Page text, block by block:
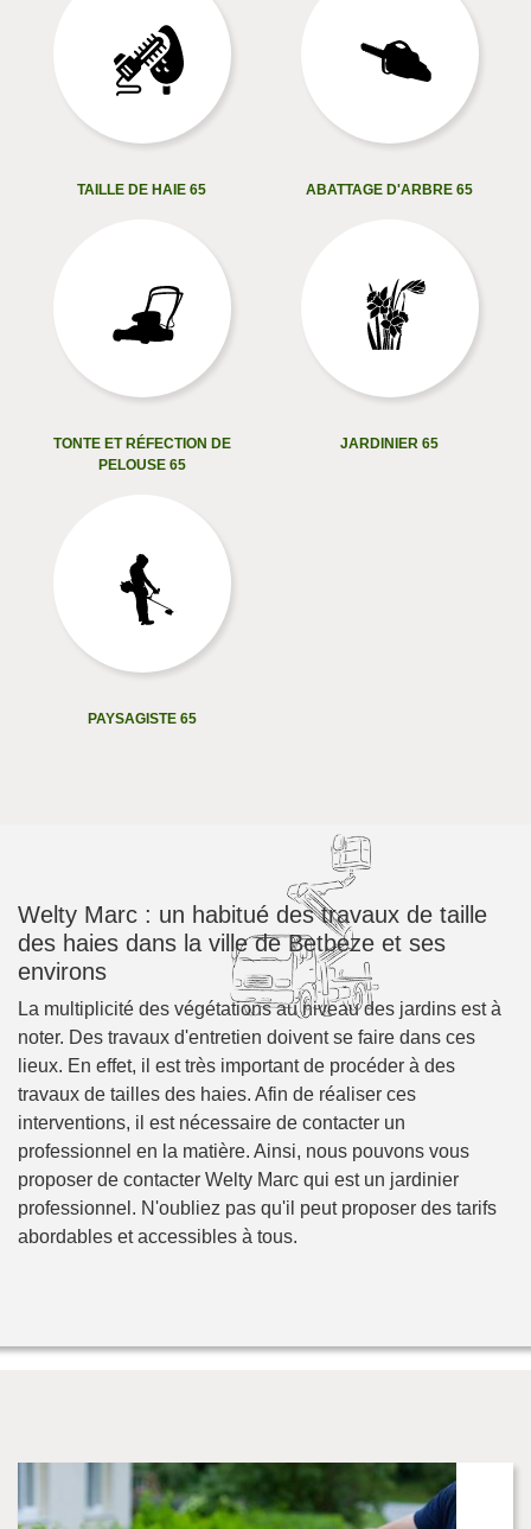
TAILLE DE HAIE 65 ABATTAGE D'ARBRE 65
TONTE ET RÉFECTION DE
PELOUSE 65
JARDINIER 65
PAYSAGISTE 65
Welty Marc : un habitué des travaux de taille
des haies dans la ville de Betbeze et ses
environs
La multiplicité des végétations au niveau des jardins est à
noter. Des travaux d'entretien doivent se faire dans ces
lieux. En effet, il est très important de procéder à des
travaux de tailles des haies. Afin de réaliser ces
interventions, il est nécessaire de contacter un
professionnel en la matière. Ainsi, nous pouvons vous
proposer de contacter Welty Marc qui est un jardinier
professionnel. N'oubliez pas qu'il peut proposer des tarifs
abordables et accessibles à tous.